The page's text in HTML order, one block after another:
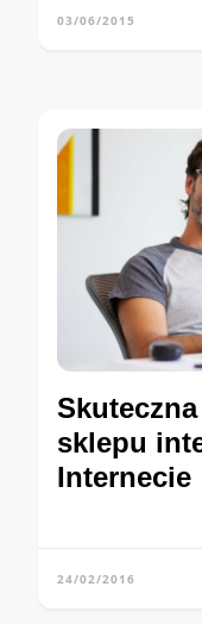
03/06/2015
sklepu
Internecie
24/02/2016